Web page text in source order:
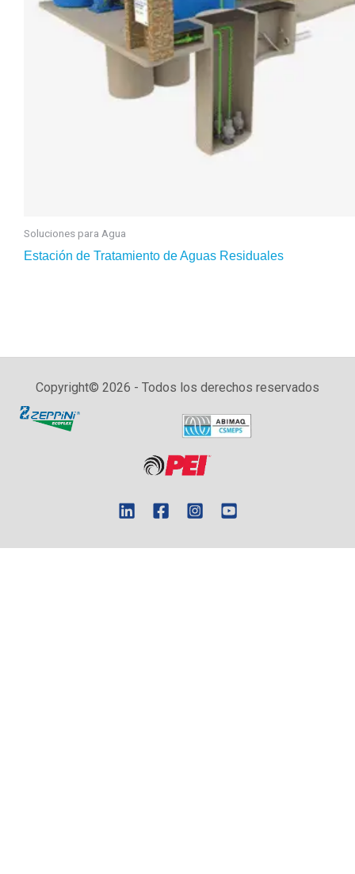
Soluciones para Agua
Estación de Tratamiento de Aguas Residuales
Copyright© 2026 - Todos los derechos reservados